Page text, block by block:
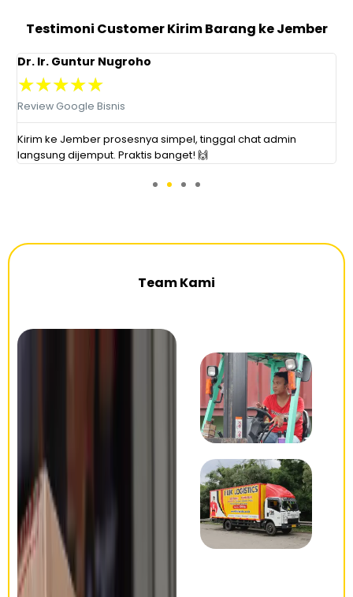
Testimoni Customer Kirim Barang ke Jember
Dr. Ir. Guntur Nugroho
★★★★★
Review Google Bisnis
Kirim ke Jember prosesnya simpel, tinggal chat admin
langsung dijemput. Praktis banget! 🙌
Team Kami